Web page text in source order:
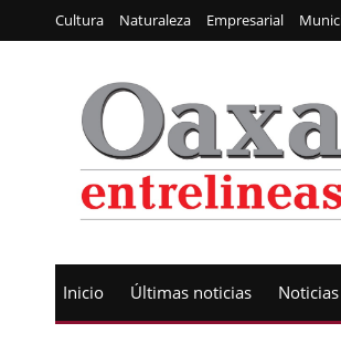
Cultura Naturaleza Empresarial
Inicio Últimas noticias Noticias